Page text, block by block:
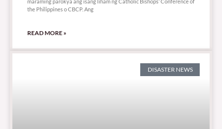
the Philippines o CBCP. Ang
READ MORE »
DISASTER NEWS